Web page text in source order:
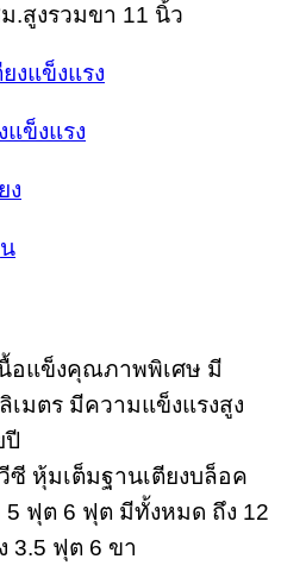
.สูงรวมขา 11 นิ้ว
ข็งแรง
นื้อแข็งคุณภาพพิเศษ มี
มตร มีความแข็งแรงสูง
ปี
ซี หุ้มเต็มฐานเตียงบล็อค
5 ฟุต 6 ฟุต มีทั้งหมด ถึง 12
3.5 ฟุต 6 ขา